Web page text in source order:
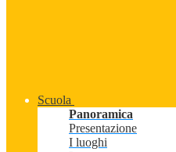
Scuola
Panoramica
Presentazione
I luoghi